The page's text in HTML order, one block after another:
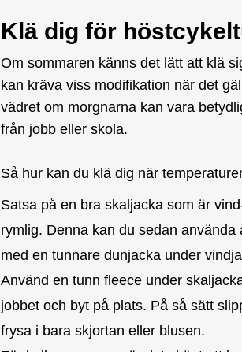
Klä dig för
Om sommaren känns det lätt att klä
kan kräva viss modifikation när det
vädret om morgnarna kan vara
från jobb eller skola.
Så hur kan du klä dig när
Satsa på en bra skaljacka som är
rymlig. Denna kan du sedan
med en tunnare dunjacka under
Använd en tunn fleece under
jobbet och byt på plats. På så sätt
frysa i bara skjortan eller blusen.